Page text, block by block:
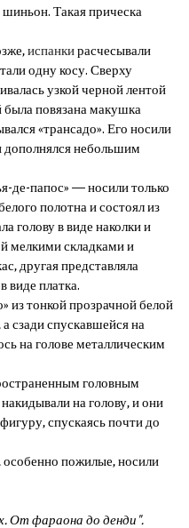
Такая прическа
испанкирасчесывали
одну косу. Сверху
узкой черной лентой
была повязана макушка
«трансадо». Его носили
небольшим
де-папос» — носили только
полотна и состоял из
голову в виде наколки и
мелкими складками и
другая представляла
виде платка.
из тонкой прозрачной белой
сзади спускавшейся на
на голове металлическим
головным
на голову, и они
спускаясь почти до
пожилые, носили
От фараона до денди".